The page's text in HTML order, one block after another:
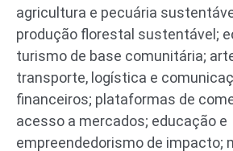
agricultura e pecuária
produção florestal sustentável;
turismo de base comunitária;
transporte, logística e
financeiros; plataformas de
acesso a mercados; educação e
empreendedorismo de impacto;